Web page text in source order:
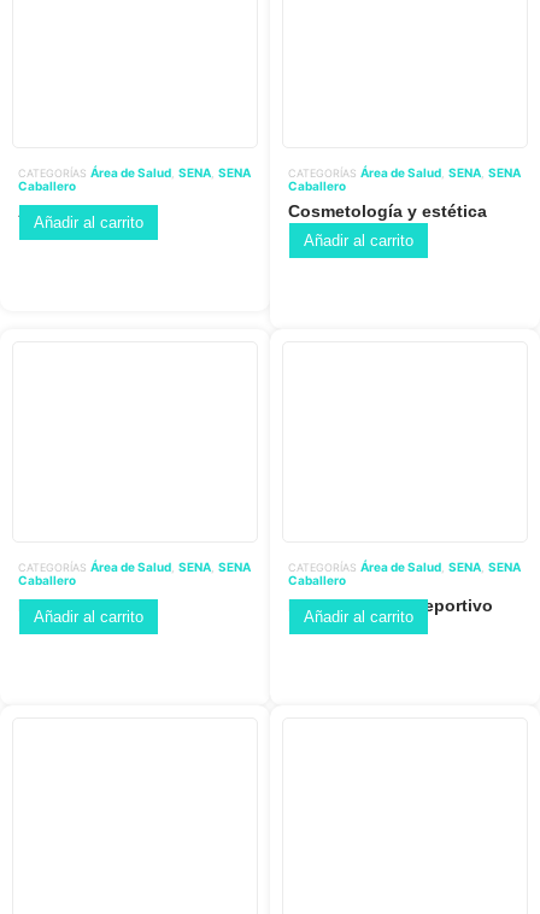
Añadir al carrito
CATEGORÍAS Área de Salud SENA SENA
Caballero
Atencion a ph
Añadir al carrito
CATEGORÍAS Área de Salud SENA SENA
Caballero
Cosmetología y estética
integral
Añadir al carrito
CATEGORÍAS Área de Salud SENA SENA
Caballero
Enfermeria
Añadir al carrito
CATEGORÍAS Área de Salud SENA SENA
Caballero
Entrenamiento deportivo